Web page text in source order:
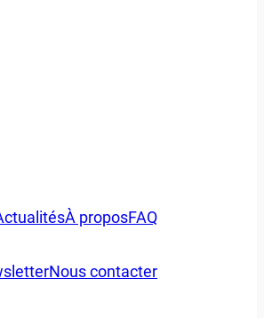
À proposFAQ
Nous contacter